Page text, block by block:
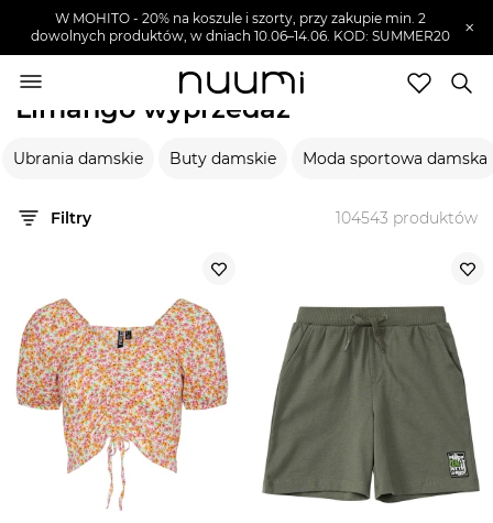
W MOHITO - 20% na koszule i szorty, przy zakupie min. 2
dowolnych produktów, w dniach 10.06–14.06. KOD: SUMMER20
×
Limango wyprzedaż
Ubrania damskie Buty damskie Moda sportowa damska
Filtry 104543 produktów